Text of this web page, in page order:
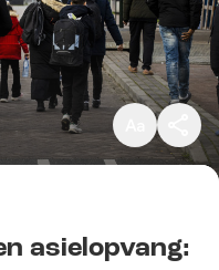
Klein
Standaard
Groot
asielopvang: